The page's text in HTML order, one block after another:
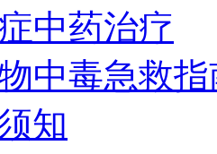
中药治疗
中毒急救指
知